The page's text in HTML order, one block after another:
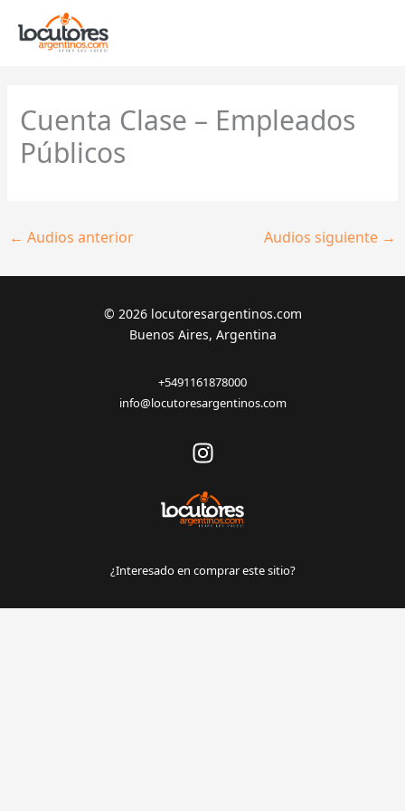
contenido
Cuenta Clase – Empleados
Públicos
← Audios anterior Audios siguiente →
© 2026 locutoresargentinos.com
Buenos Aires, Argentina
+5491161878000
info@locutoresargentinos.com
¿Interesado en comprar este sitio?